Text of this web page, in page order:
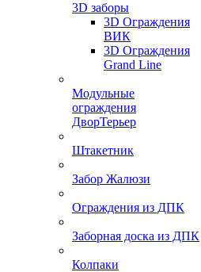
3D заборы
3D Ограждения
ВИК
3D Ограждения
Grand Line
Модульные
ограждения
ДворТерьер
Штакетник
Забор Жалюзи
Ограждения из ДПК
Заборная доска из ДПК
Колпаки